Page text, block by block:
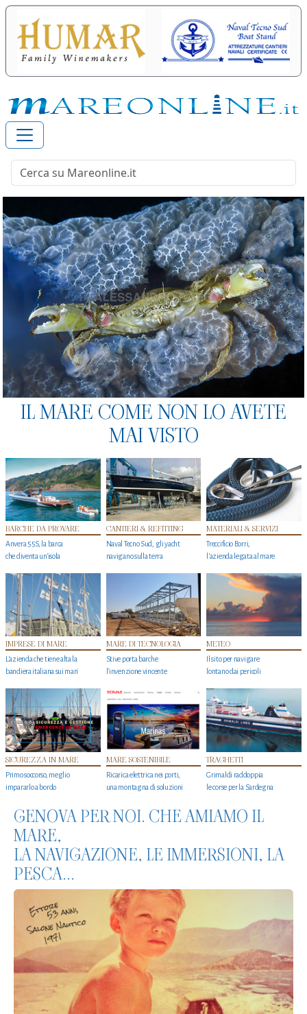
IL MARE COME NON LO AVETE
MAI VISTO
BARCHE DA PROVARE
Anvera 55S, la barca
che diventa un'isola
CANTIERI & REFITTING
Naval Tecno Sud, gli yacht
navigano sulla terra
MATERIALI & SERVIZI
Treccificio Borri,
l'azienda legata al mare
IMPRESE DI MARE
L'azienda che tiene alta la
bandiera italiana sui mari
MARE DI TECNOLOGIA
Stive porta barche
l'invenzione vincente
METEO
Il sito per navigare
lontano dai pericoli
SICUREZZA IN MARE
Primo soccorso, meglio
impararlo a bordo
MARE SOSTENIBILE
Ricarica elettrica nei porti,
una montagna di soluzioni
TRAGHETTI
Grimaldi raddoppia
le corse per la Sardegna
GENOVA PER NOI. CHE AMIAMO IL
MARE,
LA NAVIGAZIONE, LE IMMERSIONI, LA
PESCA...